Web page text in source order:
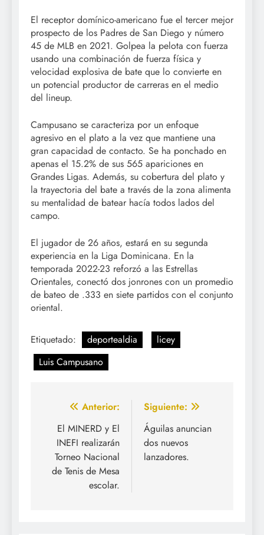
El receptor domínico-americano fue el tercer mejor
prospecto de los Padres de San Diego y número
45 de MLB en 2021. Golpea la pelota con fuerza
usando una combinación de fuerza física y
velocidad explosiva de bate que lo convierte en
un potencial productor de carreras en el medio
del lineup.
Campusano se caracteriza por un enfoque
agresivo en el plato a la vez que mantiene una
gran capacidad de contacto. Se ha ponchado en
apenas el 15.2% de sus 565 apariciones en
Grandes Ligas. Además, su cobertura del plato y
la trayectoria del bate a través de la zona alimenta
su mentalidad de batear hacía todos lados del
campo.
El jugador de 26 años, estará en su segunda
experiencia en la Liga Dominicana. En la
temporada 2022-23 reforzó a las Estrellas
Orientales, conectó dos jonrones con un promedio
de bateo de .333 en siete partidos con el conjunto
oriental.
Etiquetado: deportealdia
licey
Luis Campusano
Navegación
de
entradas
Anterior:
El MINERD y El
INEFI realizarán
Torneo Nacional
de Tenis de Mesa
escolar.
Siguiente:
Águilas anuncian
dos nuevos
lanzadores.